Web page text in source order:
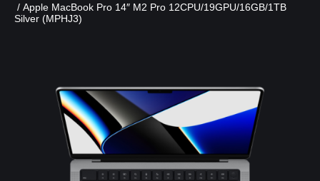
/ Apple MacBook Pro 14″ M2 Pro 12CPU/19GPU/16GB/1TB
Silver (MPHJ3)